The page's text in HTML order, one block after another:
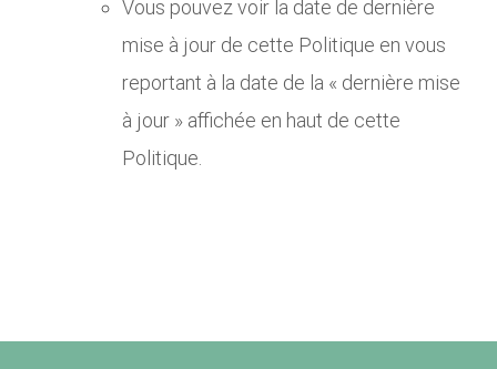
Vous pouvez voir la date de dernière
mise à jour de cette Politique en vous
reportant à la date de la « dernière mise
à jour » affichée en haut de cette
Politique.